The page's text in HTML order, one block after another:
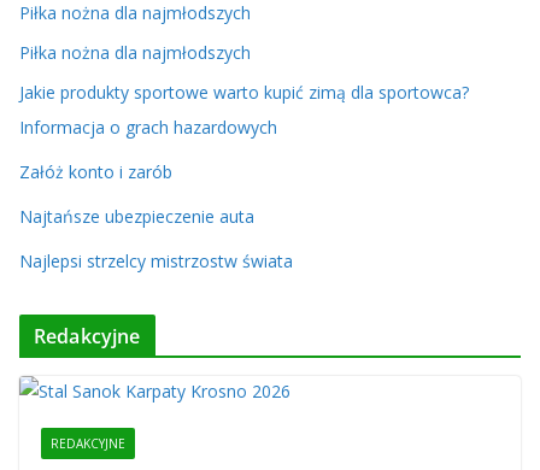
Piłka nożna dla najmłodszych
Piłka nożna dla najmłodszych
Jakie produkty sportowe warto kupić zimą dla sportowca?
Informacja o grach hazardowych
Załóż konto i zarób
Najtańsze ubezpieczenie auta
Najlepsi strzelcy mistrzostw świata
Redakcyjne
REDAKCYJNE